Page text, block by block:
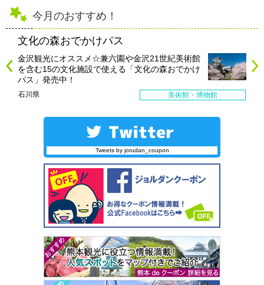
今月のおすすめ！
文化の森おでかけパス
金沢観光にオススメ☆兼六園や金沢21世紀美術館
を含む15の文化施設で使える「文化の森おでかけ
パス」発売中！
石川県 美術館・博物館
Tweets by jorudan_coupon